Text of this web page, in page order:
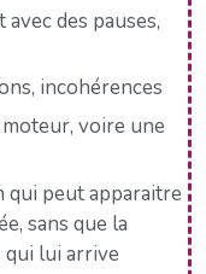
des pauses,
incohérences
voire une
peut apparaitre
sans que la
qui lui arrive